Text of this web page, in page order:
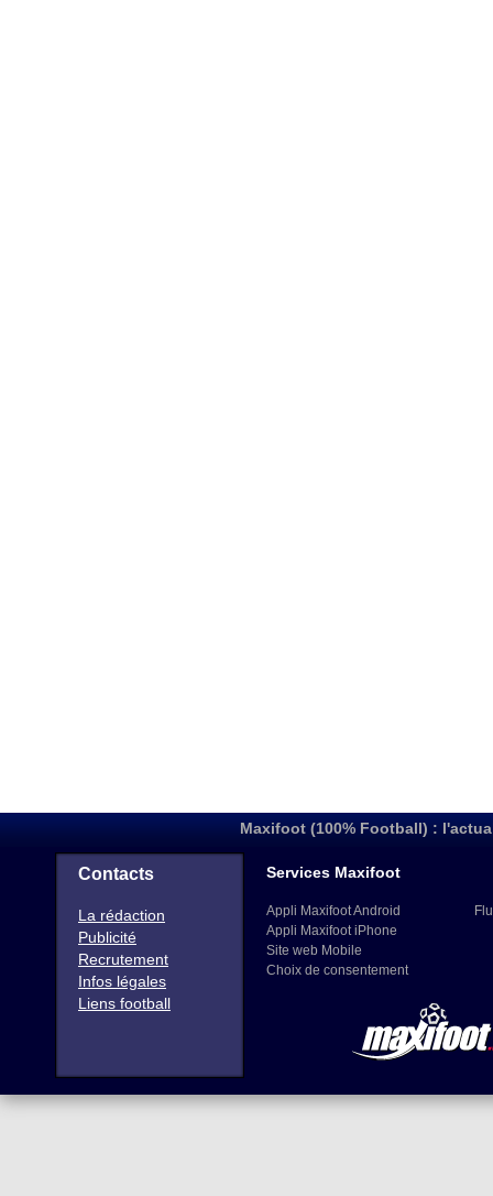
Maxifoot (100% Football) :
Contacts
La rédaction
Publicité
Recrutement
Infos légales
Liens football
Services Maxifoot
Appli Maxifoot Android
Appli Maxifoot iPhone
Site web Mobile
Choix de consentement